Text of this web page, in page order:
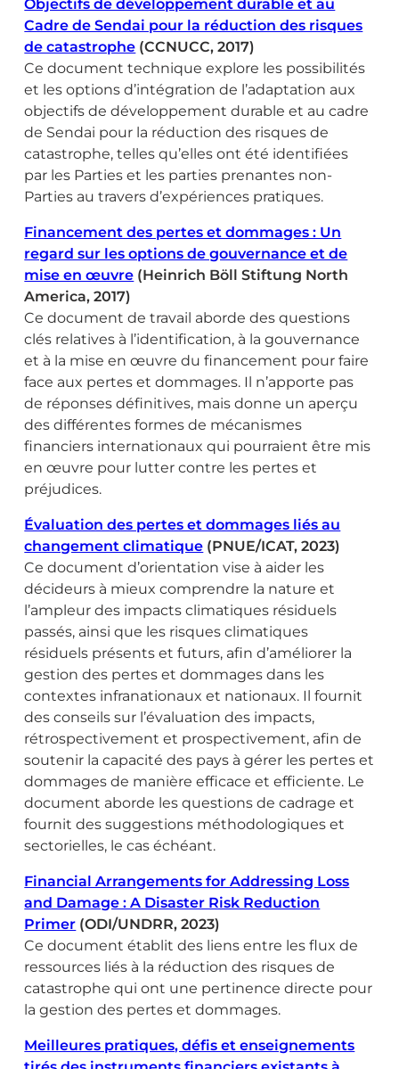
Objectifs de développement durable et au
Cadre de Sendai pour la réduction des risques
de catastrophe (CCNUCC, 2017)
Ce document technique explore les possibilités
et les options d’intégration de l’adaptation aux
objectifs de développement durable et au cadre
de Sendai pour la réduction des risques de
catastrophe, telles qu’elles ont été identifiées
par les Parties et les parties prenantes non-
Parties au travers d’expériences pratiques.
Financement des pertes et dommages : Un
regard sur les options de gouvernance et de
mise en œuvre (Heinrich Böll Stiftung North
America, 2017)
Ce document de travail aborde des questions
clés relatives à l’identification, à la gouvernance
et à la mise en œuvre du financement pour faire
face aux pertes et dommages. Il n’apporte pas
de réponses définitives, mais donne un aperçu
des différentes formes de mécanismes
financiers internationaux qui pourraient être mis
en œuvre pour lutter contre les pertes et
préjudices.
Évaluation des pertes et dommages liés au
changement climatique (PNUE/ICAT, 2023)
Ce document d’orientation vise à aider les
décideurs à mieux comprendre la nature et
l’ampleur des impacts climatiques résiduels
passés, ainsi que les risques climatiques
résiduels présents et futurs, afin d’améliorer la
gestion des pertes et dommages dans les
contextes infranationaux et nationaux. Il fournit
des conseils sur l’évaluation des impacts,
rétrospectivement et prospectivement, afin de
soutenir la capacité des pays à gérer les pertes et
dommages de manière efficace et efficiente. Le
document aborde les questions de cadrage et
fournit des suggestions méthodologiques et
sectorielles, le cas échéant.
Financial Arrangements for Addressing Loss
and Damage : A Disaster Risk Reduction
Primer (ODI/UNDRR, 2023)
Ce document établit des liens entre les flux de
ressources liés à la réduction des risques de
catastrophe qui ont une pertinence directe pour
la gestion des pertes et dommages.
Meilleures pratiques, défis et enseignements